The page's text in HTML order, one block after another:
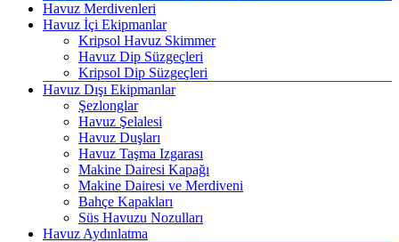
Havuz Merdivenleri
Havuz İçi Ekipmanlar
Kripsol Havuz Skimmer
Havuz Dip Süzgeçleri
Kripsol Dip Süzgeçleri
Havuz Dışı Ekipmanlar
Şezlonglar
Havuz Şelalesi
Havuz Duşları
Havuz Taşma Izgarası
Makine Dairesi Kapağı
Makine Dairesi ve Merdiveni
Bahçe Kapakları
Süs Havuzu Nozulları
Havuz Aydınlatma